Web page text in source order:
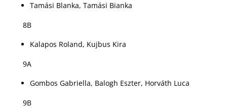
Tamási Blanka, Tamási Bianka
8B
Kalapos Roland, Kujbus Kira
9A
Gombos Gabriella, Balogh Eszter, Horváth Luca
9B